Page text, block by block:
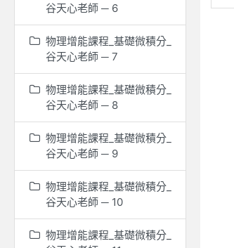
谷天心老師 ─ 6
物理增能課程_基礎微積分_
谷天心老師 ─ 7
物理增能課程_基礎微積分_
谷天心老師 ─ 8
物理增能課程_基礎微積分_
谷天心老師 ─ 9
物理增能課程_基礎微積分_
谷天心老師 ─ 10
物理增能課程_基礎微積分_